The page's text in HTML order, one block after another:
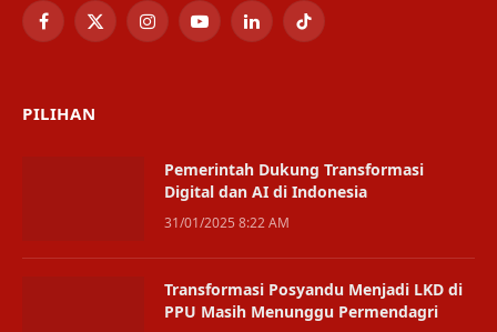
Facebook
X
InstagramYouTubeLinkedInTikTok
PILIHAN
Pemerintah Dukung Transformasi
Digital dan AI di Indonesia
31/01/2025 8:22 AM
Transformasi Posyandu Menjadi LKD di
PPU Masih Menunggu Permendagri